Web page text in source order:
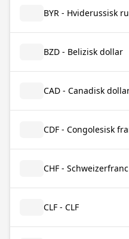
BYR - Hviderussisk
BZD - Belizisk dollar
CAD - Canadisk
CDF - Congolesisk
CHF - Schweizerfranc
CLF - CLF